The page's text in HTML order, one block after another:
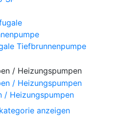
Tiefbrunnenpumpe
/ Heizungspumpen
anzeigen